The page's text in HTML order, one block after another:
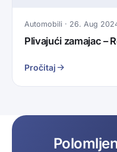
Automobili · 26. Aug
Plivajući zamajac –
Pročitaj